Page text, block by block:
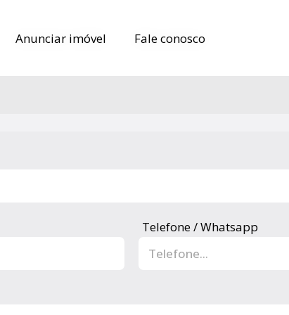
Anunciar imóvel Fale conosco
Anunciar imóvel Fale conosco
Telefone / Whatsapp